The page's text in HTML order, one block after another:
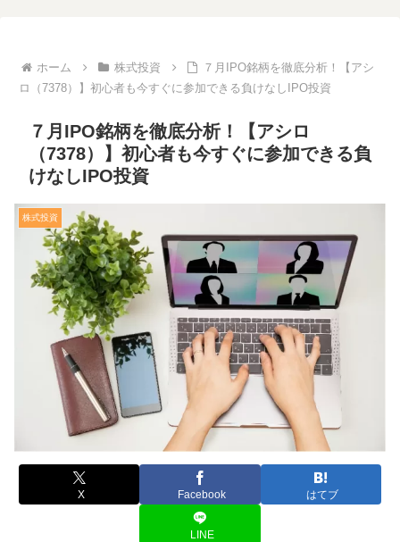
ホーム 株式投資
７月IPO銘柄を徹底分析！【アシ
ロ（7378）】初心者も今すぐに参加できる負けなしIPO投資
７月IPO銘柄を徹底分析！【アシロ
（7378）】初心者も今すぐに参加できる負
けなしIPO投資
株式投資
X Facebook はてブ
LINE